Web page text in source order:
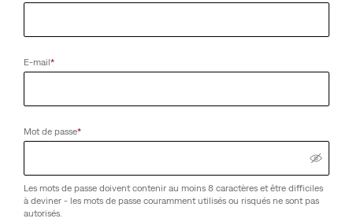
E-mail*
Mot de passe*
Les mots de passe doivent contenir au moins 8 caractères et être difficiles
à deviner - les mots de passe couramment utilisés ou risqués ne sont pas
autorisés.